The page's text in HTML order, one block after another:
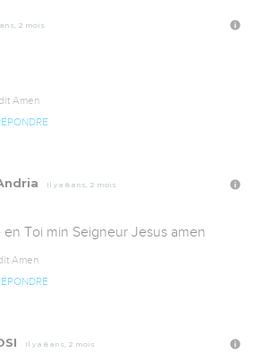
ans, 2 mois
Amen
Il y a 8 ans, 2 mois
Toi min Seigneur Jesus amen
Amen
Il y a 8 ans, 2 mois